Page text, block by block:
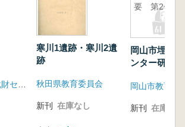
寒川1遺跡・寒川2遺
跡
秋田県教育委員会
新刊 在庫なし
要 第2号
岡山市埋蔵
ンター研究
岡山市教育委
新刊 在庫なし